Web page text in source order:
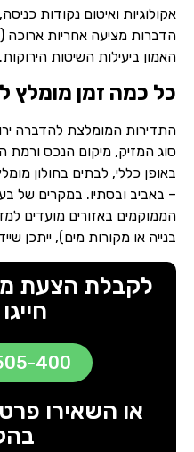
אקולוגיות ואיטום נקודות
הדברות מציעה אחריות ארוכה
האמון ביעילות השיטות הירוקות.
כל כמה זמן מומלץ
התדירות המומלצת להדברה
סוג המזיק, מיקום הנכס ורמת
באופן כללי, לבתים בחולון
– באביב ובסתיו. במקרים של
הממוקמים באזורים מועדים
בנייה או מקורות מים), ייתכן
לקבלת הצעת
400
או השאירו